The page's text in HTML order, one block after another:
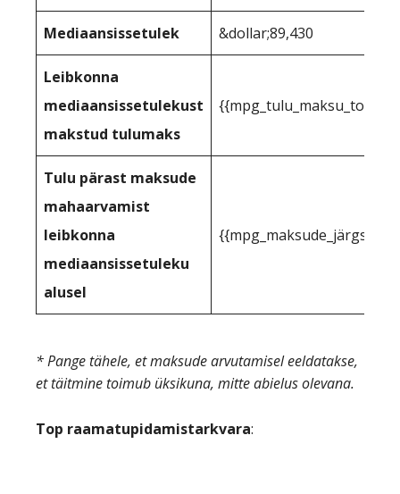
Mediaansissetulek &dollar;89,430
Leibkonna
mediaansissetulekust
makstud tulumaks
Tulu pärast maksude
mahaarvamist
leibkonna
mediaansissetuleku
alusel
* Pange tähele, et maksude arvutamisel eeldatakse,
et täitmine toimub üksikuna, mitte abielus olevana.
Top raamatupidamistarkvara: